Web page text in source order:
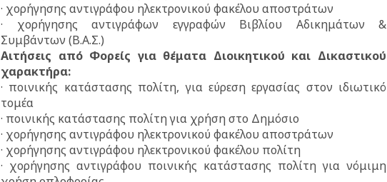
· χορήγησης αντιγράφου ηλεκτρονικού φακέλου αποστράτων
· χορήγησης αντιγράφων εγγραφών Βιβλίου Αδικημάτων &
Συμβάντων (Β.Α.Σ.)
Αιτήσεις από Φορείς για θέματα Διοικητικού και Δικαστικού
χαρακτήρα:
· ποινικής κατάστασης πολίτη, για εύρεση εργασίας στον ιδιωτικό
τομέα
· ποινικής κατάστασης πολίτη για χρήση στο Δημόσιο
· χορήγησης αντιγράφου ηλεκτρονικού φακέλου αποστράτων
· χορήγησης αντιγράφου ηλεκτρονικού φακέλου πολίτη
· χορήγησης αντιγράφου ποινικής κατάστασης πολίτη για νόμιμη